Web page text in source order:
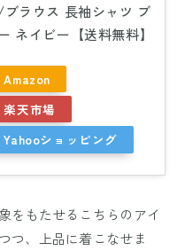
ラウス 長袖シャツ ブ
ネイビー【送料無料】
Amazon
楽天市場
Yahooショッピング
をもたせるこちらのアイ
つ、上品に着こなせま